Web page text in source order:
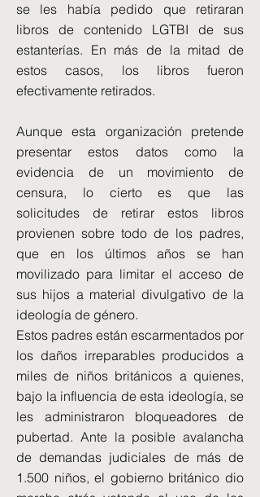
se les había pedido que retiraran
libros de contenido LGTBI de sus
estanterías. En más de la mitad de
estos casos, los libros fueron
efectivamente retirados.
Aunque esta organización pretende
presentar estos datos como la
evidencia de un movimiento de
censura, lo cierto es que las
solicitudes de retirar estos libros
provienen sobre todo de los padres,
que en los últimos años se han
movilizado para limitar el acceso de
sus hijos a material divulgativo de la
ideología de género.
Estos padres están escarmentados por
los daños irreparables producidos a
miles de niños británicos a quienes,
bajo la influencia de esta ideología, se
les administraron bloqueadores de
pubertad. Ante la posible avalancha
de demandas judiciales de más de
1.500 niños, el gobierno británico dio